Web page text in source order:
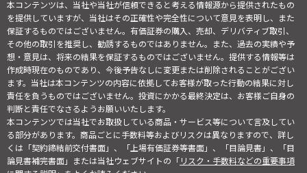
本コンテンツは、当社や当社が信頼できると考える情報源から提供されたもの
を提供していますが、当社はその正確性や完全性について意見を表明し、また
保証するものではございません。有価証券の購入、売却、デリバティブ取引、
その他の取引を推奨し、勧誘するものではありません。また、過去の実績や予
想・意見は、将来の結果を保証するものではございません。提供する情報等は
作成時現在のものであり、今後予告なしに変更または削除されることがござい
ます。当社は本コンテンツの内容に依拠してお客様が取った行動の結果に対し
責任を負うものではございません。投資にかかる最終決定は、お客様ご自身の
判断と責任でなさるようお願いいたします。
本コンテンツでは当社でお取扱している商品・サービス等について言及してい
る部分があります。商品ごとに手数料等およびリスクは異なりますので、詳し
くは「契約締結前交付書面」、「上場有価証券等書面」、「目論見書」、「目
論見書補完書面」または当社ウェブサイトの「リスク・手数料などの重要事項